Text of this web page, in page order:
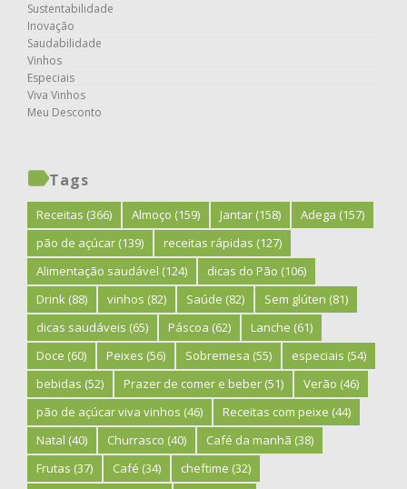
Sustentabilidade
Inovação
Saudabilidade
Vinhos
Especiais
Viva Vinhos
Meu Desconto
Tags
Receitas (366) Almoço (159) Jantar (158) Adega (157)
pão de açúcar (139) receitas rápidas (127)
Alimentação saudável (124) dicas do Pão (106)
Drink (88) vinhos (82) Saúde (82) Sem glúten (81)
dicas saudáveis (65) Páscoa (62) Lanche (61)
Doce (60) Peixes (56) Sobremesa (55) especiais (54)
bebidas (52) Prazer de comer e beber (51) Verão (46)
pão de açúcar viva vinhos (46) Receitas com peixe (44)
Natal (40) Churrasco (40) Café da manhã (38)
Frutas (37) Café (34) cheftime (32)